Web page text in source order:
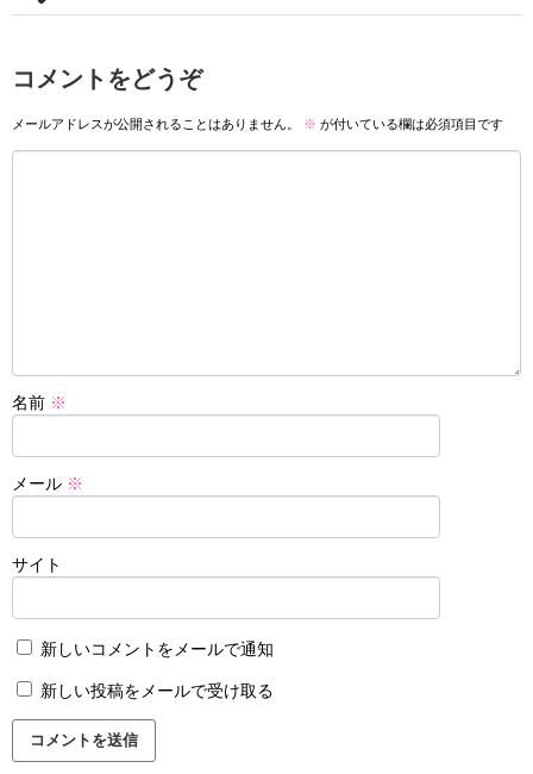
コメントをどうぞ
メールアドレスが公開されることはありません。 ※ が付いている欄は必須項目です
名前 ※
メール ※
サイト
新しいコメントをメールで通知
新しい投稿をメールで受け取る